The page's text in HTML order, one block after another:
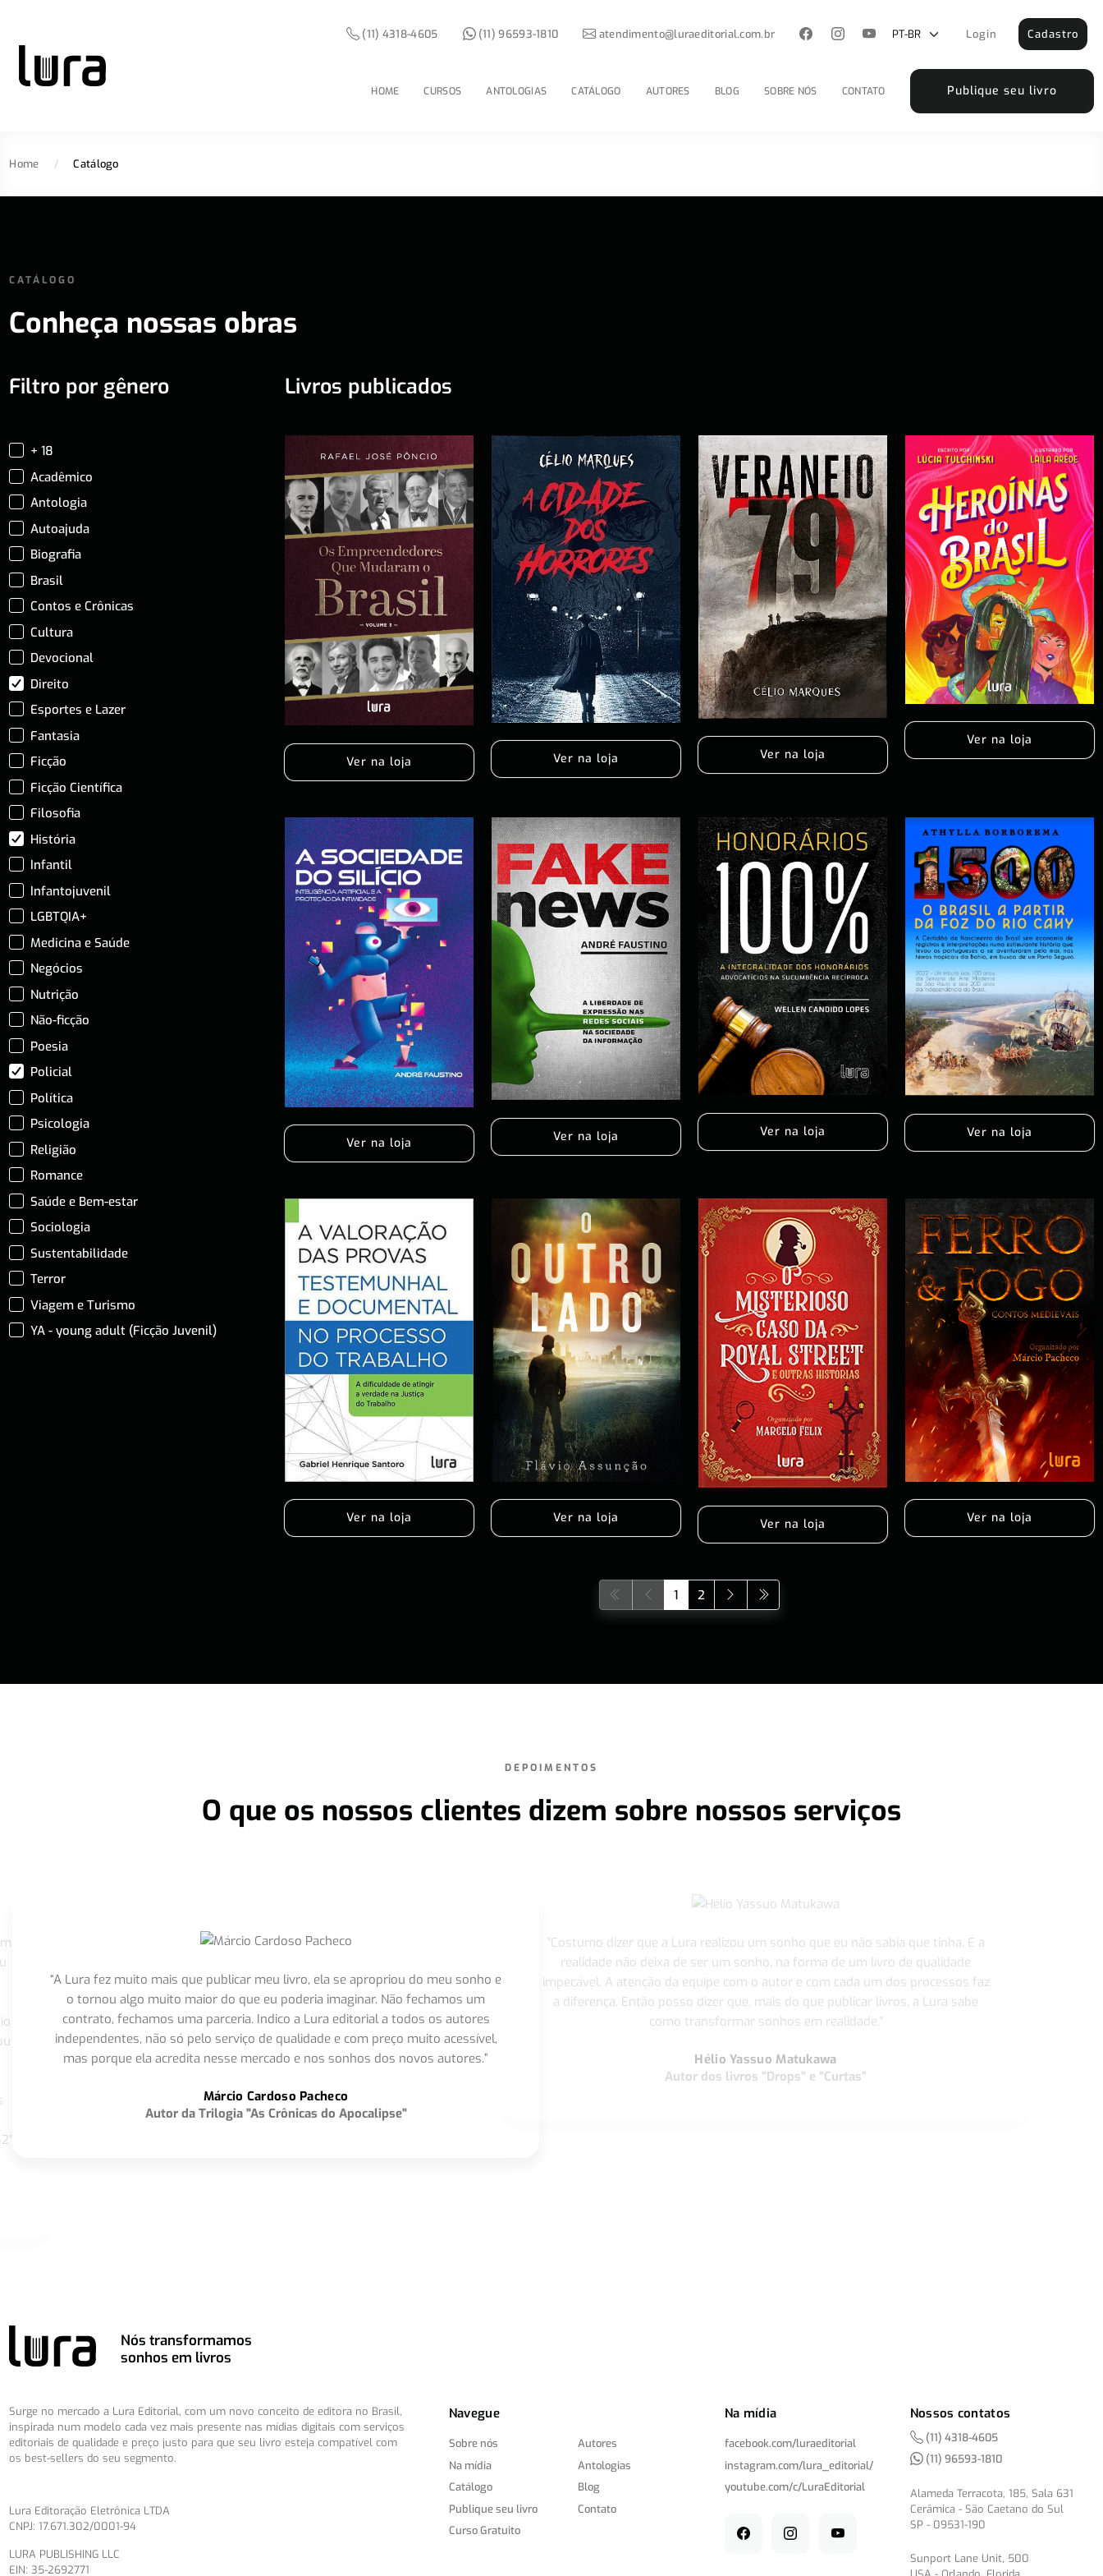
HOME CURSOS ANTOLOGIAS CATÁLOGO AUTORES BLOG SOBRE NÓS CONTATO Publique seu livro
(11) 4318-4605 (11) 96593-1810 atendimento@luraeditorial.com.br Login Cadastro
Home / Catálogo
CATÁLOGO
Conheça nossas obras
Filtro por gênero
+ 18
Acadêmico
Antologia
Autoajuda
Biografia
Brasil
Contos e Crônicas
Cultura
Devocional
Direito
Esportes e Lazer
Fantasia
Ficção
Ficção Científica
Filosofia
História
Infantil
Infantojuvenil
LGBTQIA+
Medicina e Saúde
Negócios
Nutrição
Não-ficção
Poesia
Policial
Política
Psicologia
Religião
Romance
Saúde e Bem-estar
Sociologia
Sustentabilidade
Terror
Viagem e Turismo
YA - young adult (Ficção Juvenil)
Livros publicados
Ver na loja Ver na loja Ver na loja
Ver na loja
Ver na loja Ver na loja Ver na loja Ver na loja
Ver na loja Ver na loja Ver na loja Ver na loja
1 2
DEPOIMENTOS
O que os nossos clientes dizem sobre nossos serviços
“A Lura fez muito mais que publicar meu livro, ela se apropriou do meu sonho e
o tornou algo muito maior do que eu poderia imaginar. Não fechamos um
contrato, fechamos uma parceria. Indico a Lura editorial a todos os autores
independentes, não só pelo serviço de qualidade e com preço muito acessível,
mas porque ela acredita nesse mercado e nos sonhos dos novos autores.”
Márcio Cardoso Pacheco
Autor da Trilogia "As Crônicas do Apocalipse"
"Costumo dizer que a Lura realizou um sonho que eu não sabia que tinha. E a
realidade não deixa de ser um sonho, na forma de um livro de qualidade
impecável. A atenção da equipe com o autor e com cada um dos processos faz
a diferença. Então posso dizer que, mais do que publicar livros, a Lura sabe
como transformar sonhos em realidade."
Hélio Yassuo Matukawa
Autor dos livros "Drops" e “Curtas”
Nós transformamos
sonhos em livros
Surge no mercado a Lura Editorial, com um novo conceito de editora no Brasil,
inspirada num modelo cada vez mais presente nas mídias digitais com serviços
editoriais de qualidade e preço justo para que seu livro esteja compatível com
os best-sellers do seu segmento.
Lura Editoração Eletrônica LTDA
CNPJ: 17.671.302/0001-94
LURA PUBLISHING LLC
EIN: 35-2692771
Navegue
Sobre nós
Na mídia
Catálogo
Publique seu livro
Curso Gratuito
Autores
Antologias
Blog
Contato
Na mídia
facebook.com/luraeditorial
instagram.com/lura_editorial/
youtube.com/c/LuraEditorial
Nossos contatos
(11) 4318-4605
(11) 96593-1810
Alameda Terracota, 185, Sala 631
Cerâmica - São Caetano do Sul
SP - 09531-190
Sunport Lane Unit, 500